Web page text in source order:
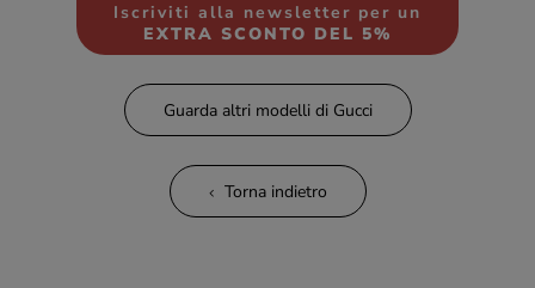
Iscriviti alla newsletter per un
EXTRA SCONTO DEL 5%
Guarda altri modelli di Gucci
Torna indietro